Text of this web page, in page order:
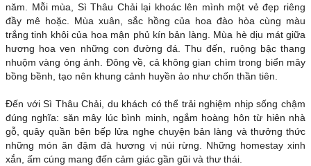
năm. Mỗi mùa, Sì Thâu Chải lại khoác lên mình một vẻ đẹp riêng
đầy mê hoặc. Mùa xuân, sắc hồng của hoa đào hòa cùng màu
trắng tinh khôi của hoa mận phủ kín bản làng. Mùa hè dịu mát giữa
hương hoa ven những con đường đá. Thu đến, ruộng bậc thang
nhuộm vàng óng ánh. Đông về, cả không gian chìm trong biển mây
bồng bềnh, tạo nên khung cảnh huyền ảo như chốn thần tiên.
Đến với Sì Thâu Chải, du khách có thể trải nghiệm nhịp sống chậm
đúng nghĩa: săn mây lúc bình minh, ngắm hoàng hôn từ hiên nhà
gỗ, quây quần bên bếp lửa nghe chuyện bản làng và thưởng thức
những món ăn đậm đà hương vị núi rừng. Những homestay xinh
xắn, ấm cúng mang đến cảm giác gần gũi và thư thái.